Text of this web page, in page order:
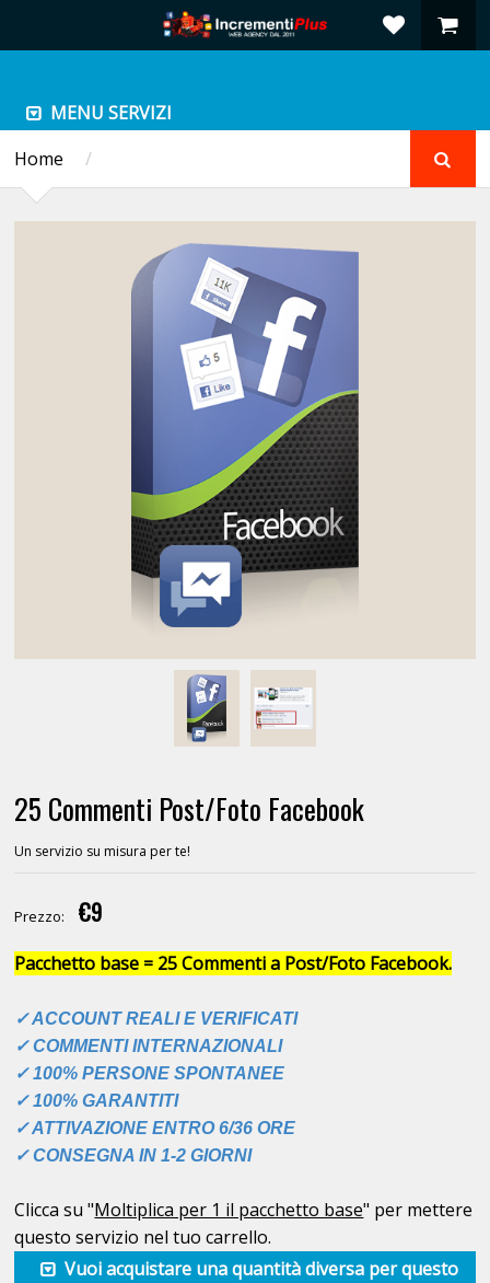
MENU SERVIZI
Home
/
25 Commenti Post/Foto Facebook
Un servizio su misura per te!
Prezzo: €9
Pacchetto base = 25 Commenti a Post/Foto Facebook.
✓ ACCOUNT REALI E VERIFICATI
✓ COMMENTI INTERNAZIONALI
✓ 100% PERSONE SPONTANEE
✓ 100% GARANTITI
✓ ATTIVAZIONE ENTRO 6/36 ORE
✓ CONSEGNA IN 1-2 GIORNI
Clicca su "Moltiplica per 1 il pacchetto base" per mettere
questo servizio nel tuo carrello.
Vuoi acquistare una quantità diversa per questo